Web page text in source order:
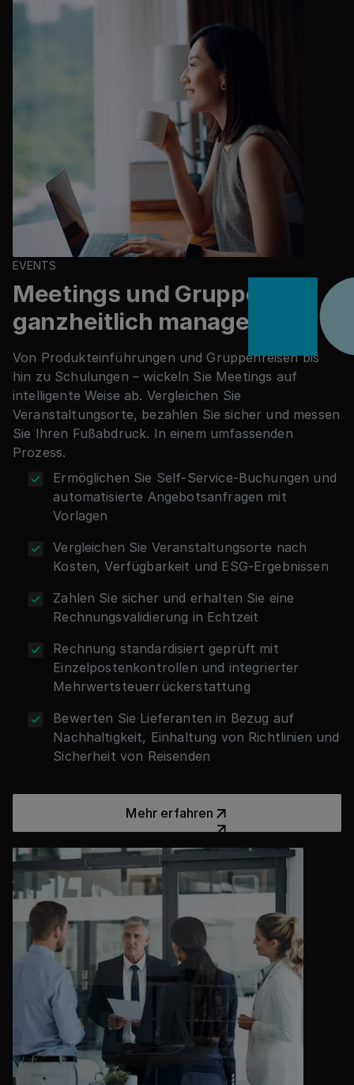
EVENTS
Meetings und Gruppen
ganzheitlich managen
Von Produkteinführungen und Gruppenreisen bis
hin zu Schulungen – wickeln Sie Meetings auf
intelligente Weise ab. Vergleichen Sie
Veranstaltungsorte, bezahlen Sie sicher und messen
Sie Ihren Fußabdruck. In einem umfassenden
Prozess.
Ermöglichen Sie Self-Service-Buchungen und
automatisierte Angebotsanfragen mit
Vorlagen
Vergleichen Sie Veranstaltungsorte nach
Kosten, Verfügbarkeit und ESG-Ergebnissen
Zahlen Sie sicher und erhalten Sie eine
Rechnungsvalidierung in Echtzeit
Rechnung standardisiert geprüft mit
Einzelpostenkontrollen und integrierter
Mehrwertsteuerrückerstattung
Bewerten Sie Lieferanten in Bezug auf
Nachhaltigkeit, Einhaltung von Richtlinien und
Sicherheit von Reisenden
Mehr erfahren